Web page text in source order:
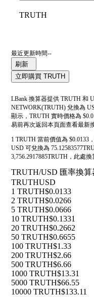
TRUTH
最近更新時間--
刷新
立即購買 TRUTH
LBank 換算器提供 TRUTH 和
NETWORK(TRUTH) 兌換為
顯示，TRUTH 實時價格為
易前再次返回本頁面查看最新
1 TRUTH 當前價值為 $0.0133
USD 可兌換為
3,756.2917885TRUTH，此處
TRUTH/USD 匯率換算
TRUTHUSD
1 TRUTH$0.0133
2 TRUTH$0.0266
5 TRUTH$0.0666
10 TRUTH$0.1331
20 TRUTH$0.2662
50 TRUTH$0.6655
100 TRUTH$1.33
200 TRUTH$2.66
500 TRUTH$6.66
1000 TRUTH$13.31
5000 TRUTH$66.55
10000 TRUTH$133.11